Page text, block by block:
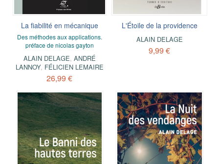
La fiabilité en mécanique
Des méthodes aux applications.
préface de nicolas gayton
ALAIN DELAGE, ANDRÉ
LANNOY, FÉLICIEN LEMAIRE
26,99 €
L'Étoile de la providence
ALAIN DELAGE
9,99 €